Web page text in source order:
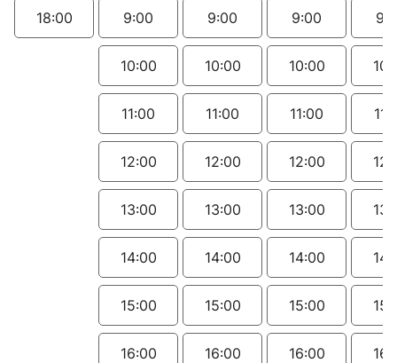
18:00 9:00
10:00
11:00
12:00
13:00
14:00
15:00
16:00
9:00
10:00
11:00
12:00
13:00
14:00
15:00
16:00
9:00
10:00
11:00
12:00
13:00
14:00
15:00
16:00